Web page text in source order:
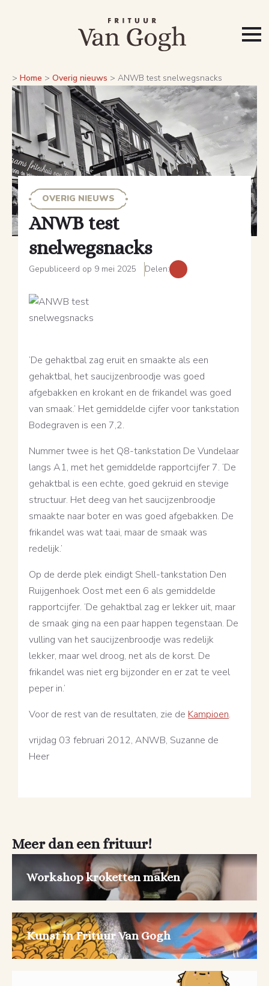
> Home > Overig nieuws > ANWB test snelwegsnacks
OVERIG NIEUWS
ANWB test
snelwegsnacks
Gepubliceerd op 9 mei 2025 Delen:
‘De gehaktbal zag eruit en smaakte als een
gehaktbal, het saucijzenbroodje was goed
afgebakken en krokant en de frikandel was goed
van smaak.’ Het gemiddelde cijfer voor tankstation
Bodegraven is een 7,2.
Nummer twee is het Q8-tankstation De Vundelaar
langs A1, met het gemiddelde rapportcijfer 7. ‘De
gehaktbal is een echte, goed gekruid en stevige
structuur. Het deeg van het saucijzenbroodje
smaakte naar boter en was goed afgebakken. De
frikandel was wat taai, maar de smaak was
redelijk.’
Op de derde plek eindigt Shell-tankstation Den
Ruijgenhoek Oost met een 6 als gemiddelde
rapportcijfer. ‘De gehaktbal zag er lekker uit, maar
de smaak ging na een paar happen tegenstaan. De
vulling van het saucijzenbroodje was redelijk
lekker, maar wel droog, net als de korst. De
frikandel was niet erg bijzonder en er zat te veel
peper in.’
Voor de rest van de resultaten, zie de Kampioen.
vrijdag 03 februari 2012, ANWB, Suzanne de
Heer
Meer dan een frituur!
Workshop kroketten maken
Kunst in Frituur Van Gogh